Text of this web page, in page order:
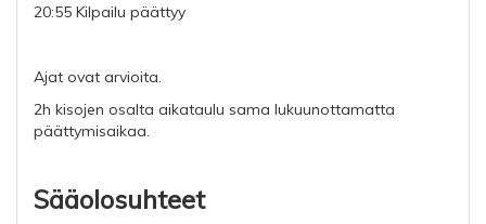
20:55 Kilpailu päättyy
Ajat ovat arvioita.
2h kisojen osalta aikataulu sama lukuunottamatta
päättymisaikaa.
Sääolosuhteet